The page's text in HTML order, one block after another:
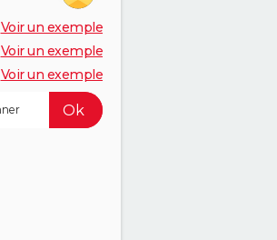
Voir un exemple
Voir un exemple
Voir un exemple